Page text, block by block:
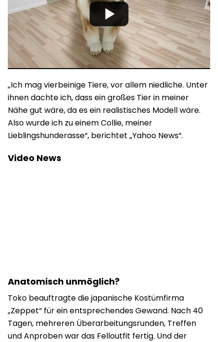
„Ich mag vierbeinige Tiere, vor allem niedliche. Unter
ihnen dachte ich, dass ein großes Tier in meiner
Nähe gut wäre, da es ein realistisches Modell wäre.
Also wurde ich zu einem Collie, meiner
Lieblingshunderasse“, berichtet „Yahoo News“.
Video News
Anatomisch unmöglich?
Toko beauftragte die japanische Kostümfirma
„Zeppet“ für ein entsprechendes Gewand. Nach 40
Tagen, mehreren Überarbeitungsrunden, Treffen
und Anproben war das Felloutfit fertig. Und der